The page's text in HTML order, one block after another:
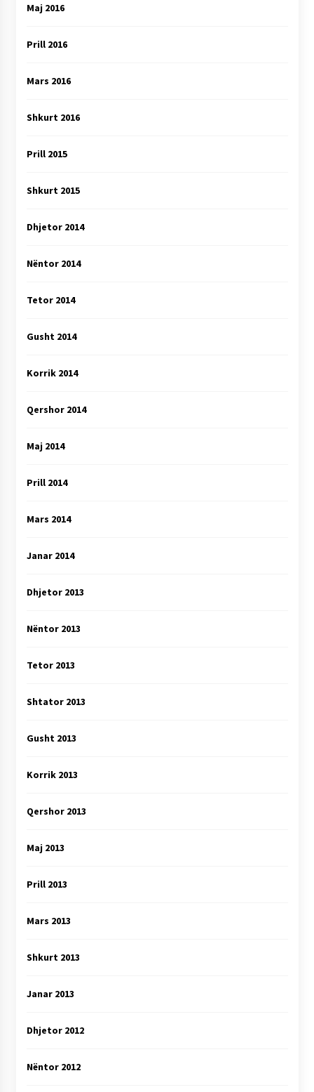
Maj 2016
Prill 2016
Mars 2016
Shkurt 2016
Prill 2015
Shkurt 2015
Dhjetor 2014
Nëntor 2014
Tetor 2014
Gusht 2014
Korrik 2014
Qershor 2014
Maj 2014
Prill 2014
Mars 2014
Janar 2014
Dhjetor 2013
Nëntor 2013
Tetor 2013
Shtator 2013
Gusht 2013
Korrik 2013
Qershor 2013
Maj 2013
Prill 2013
Mars 2013
Shkurt 2013
Janar 2013
Dhjetor 2012
Nëntor 2012